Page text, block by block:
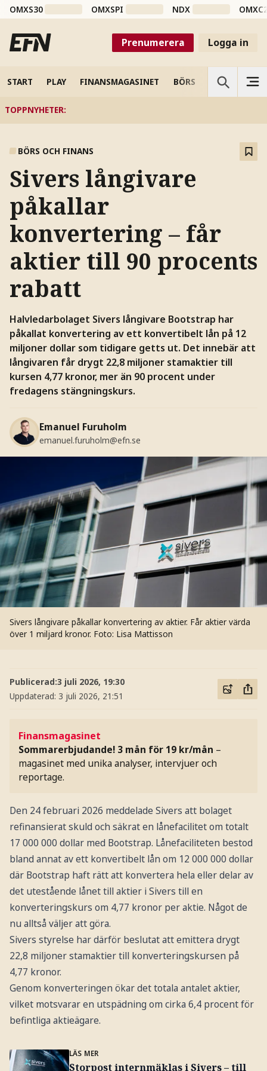
OMXS30 OMXSPI NDX
Prenumerera Logga in
START PLAY FINANSMAGASINET BÖRS VETENSKAP
TOPPNYHETER:
BÖRS OCH FINANS
Sivers långivare
påkallar
konvertering – får
aktier till 90 procents
rabatt
Halvledarbolaget Sivers långivare Bootstrap har
påkallat konvertering av ett konvertibelt lån på 12
miljoner dollar som tidigare getts ut. Det innebär att
långivaren får drygt 22,8 miljoner stamaktier till
kursen 4,77 kronor, mer än 90 procent under
fredagens stängningskurs.
Emanuel Furuholm
emanuel.furuholm@efn.se
Sivers långivare påkallar konvertering av aktier. Får aktier värda
över 1 miljard kronor. Foto: Lisa Mattisson
Publicerad:3 juli 2026, 19:30
Uppdaterad: 3 juli 2026, 21:51
Finansmagasinet
Sommarerbjudande! 3 mån för 19 kr/mån –
magasinet med unika analyser, intervjuer och
reportage.
Den 24 februari 2026 meddelade Sivers att bolaget
refinansierat skuld och säkrat en lånefacilitet om totalt
17 000 000 dollar med Bootstrap. Lånefaciliteten bestod
bland annat av ett konvertibelt lån om 12 000 000 dollar
där Bootstrap haft rätt att konvertera hela eller delar av
det utestående lånet till aktier i Sivers till en
konverteringskurs om 4,77 kronor per aktie. Något de
nu alltså väljer att göra.
Sivers styrelse har därför beslutat att emittera drygt
22,8 miljoner stamaktier till konverteringskursen på
4,77 kronor.
Genom konverteringen ökar det totala antalet aktier,
vilket motsvarar en utspädning om cirka 6,4 procent för
befintliga aktieägare.
LÄS MER
Storpost internmäklas i Sivers – till